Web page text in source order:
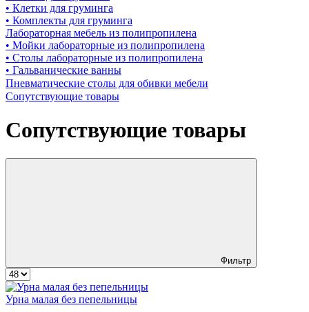
• Клетки для груминга
• Комплекты для груминга
Лабораторная мебель из полипропилена
• Мойки лабораторные из полипропилена
• Столы лабораторные из полипропилена
• Гальванические ванны
Пневматические столы для обивки мебели
Сопутствующие товары
Сопутствующие товары
Фильтр
Урна малая без пепельницы